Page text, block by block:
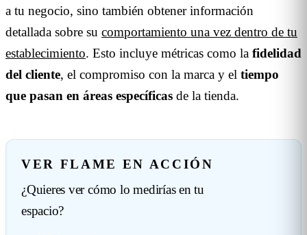
a tu negocio, sino también obtener información
detallada sobre su comportamiento una vez dentro de tu
establecimiento. Esto incluye métricas como la fidelidad
del cliente, el compromiso con la marca y el tiempo
que pasan en áreas específicas de la tienda.
VER FLAME EN ACCIÓN
¿Quieres ver cómo lo medirías en tu
espacio?